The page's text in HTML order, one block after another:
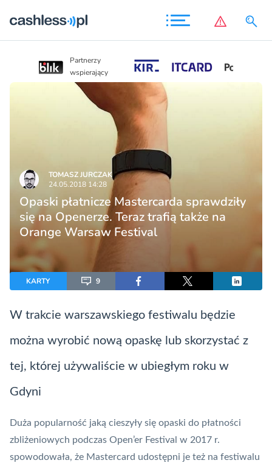
Partnerzy
wspierający
TOMASZ JURCZAK
24.05.2018 14:28
Opaski płatnicze Mastercarda sprawdziły
się na Openerze. Teraz trafią także na
Orange Warsaw Festival
KARTY 9
W trakcie warszawskiego festiwalu będzie
można wyrobić nową opaskę lub skorzystać z
tej, której używaliście w ubiegłym roku w
Gdyni
Duża popularność jaką cieszyły się opaski do płatności
zbliżeniowych podczas Open’er Festival w 2017 r.
spowodowała, że Mastercard udostępni je też na festiwalu